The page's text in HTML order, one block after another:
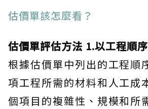
估價單該怎麼看？
估價單評估方法 1.以工程順
根據估價單中列出的工程順
項工程所需的材料和人工成
個項目的複雜性、規模和所